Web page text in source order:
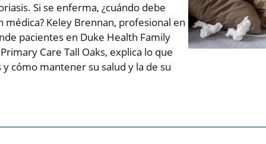
Si se enferma, ¿cuándo debe
Keley Brennan, profesional en
pacientes en Duke Health Family
Care Tall Oaks, explica lo que
cómo mantener su salud y la de su